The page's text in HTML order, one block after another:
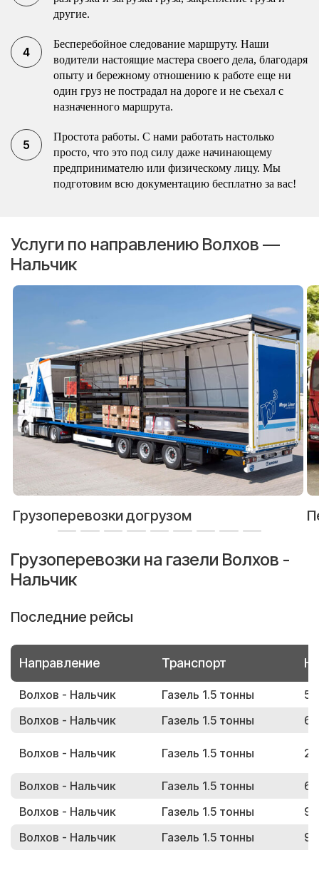
другие.
Бесперебойное следование маршруту. Наши
водители настоящие мастера своего дела, благодаря
опыту и бережному отношению к работе еще ни
один груз не пострадал на дороге и не съехал с
назначенного маршрута.
Простота работы. С нами работать настолько
просто, что это под силу даже начинающему
предпринимателю или физическому лицу. Мы
подготовим всю документацию бесплатно за вас!
Услуги по направлению Волхов —
Нальчик
Грузоперевозки догрузом
Грузоперевозки на газели Волхов -
Нальчик
Последние рейсы
Направление Транспорт
Волхов - Нальчик Газель 1.5 тонны
Волхов - Нальчик
Газель 1.5 тонны
Волхов - Нальчик Газель 1.5 тонны
Волхов - Нальчик Газель 1.5 тонны
Волхов - Нальчик
Газель 1.5 тонны
Волхов - Нальчик
Газель 1.5 тонны